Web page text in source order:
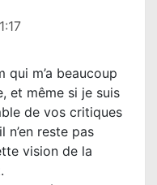
m’a beaucoup
et même si je suis
de vos critiques
n’en reste pas
vision de la